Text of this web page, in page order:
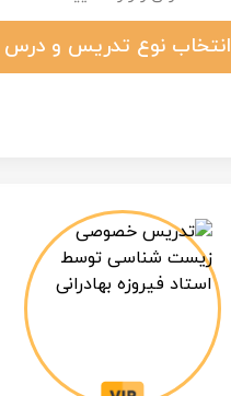
انتخاب نوع تدریس و درس